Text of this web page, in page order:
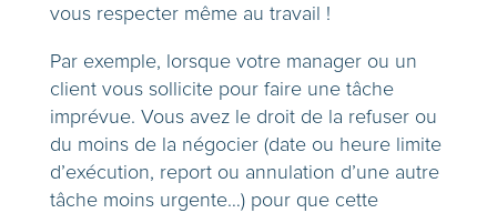
vous respecter même au travail !
Par exemple, lorsque votre manager ou un
client vous sollicite pour faire une tâche
imprévue. Vous avez le droit de la refuser ou
du moins de la négocier (date ou heure limite
d’exécution, report ou annulation d’une autre
tâche moins urgente…) pour que cette